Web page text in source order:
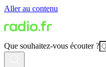
Aller au contenu
Que souhaitez-vous écouter ?